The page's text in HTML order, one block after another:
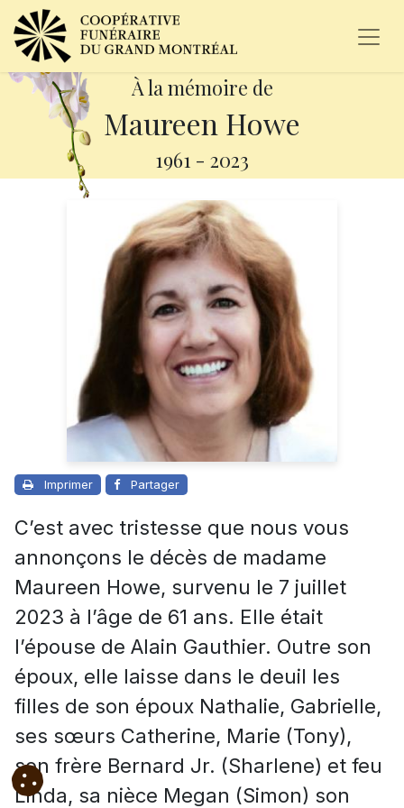
À la mémoire de
Maureen Howe
1961 - 2023
Imprimer Partager
C’est avec tristesse que nous vous
annonçons le décès de madame
Maureen Howe, survenu le 7 juillet
2023 à l’âge de 61 ans. Elle était
l’épouse de Alain Gauthier. Outre son
époux, elle laisse dans le deuil les
filles de son époux Nathalie, Gabrielle,
ses sœurs Catherine, Marie (Tony),
son frère Bernard Jr. (Sharlene) et feu
Linda, sa nièce Megan (Simon) son